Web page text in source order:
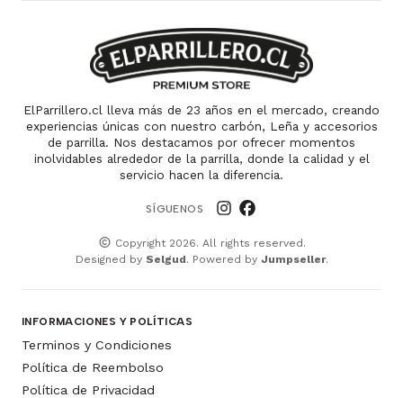
ElParrillero.cl lleva más de 23 años en el mercado, creando
experiencias únicas con nuestro carbón, Leña y accesorios
de parrilla. Nos destacamos por ofrecer momentos
inolvidables alrededor de la parrilla, donde la calidad y el
servicio hacen la diferencia.
SÍGUENOS
Copyright 2026. All rights reserved.
Designed by Selgud. Powered by Jumpseller.
INFORMACIONES Y POLÍTICAS
Terminos y Condiciones
Política de Reembolso
Política de Privacidad